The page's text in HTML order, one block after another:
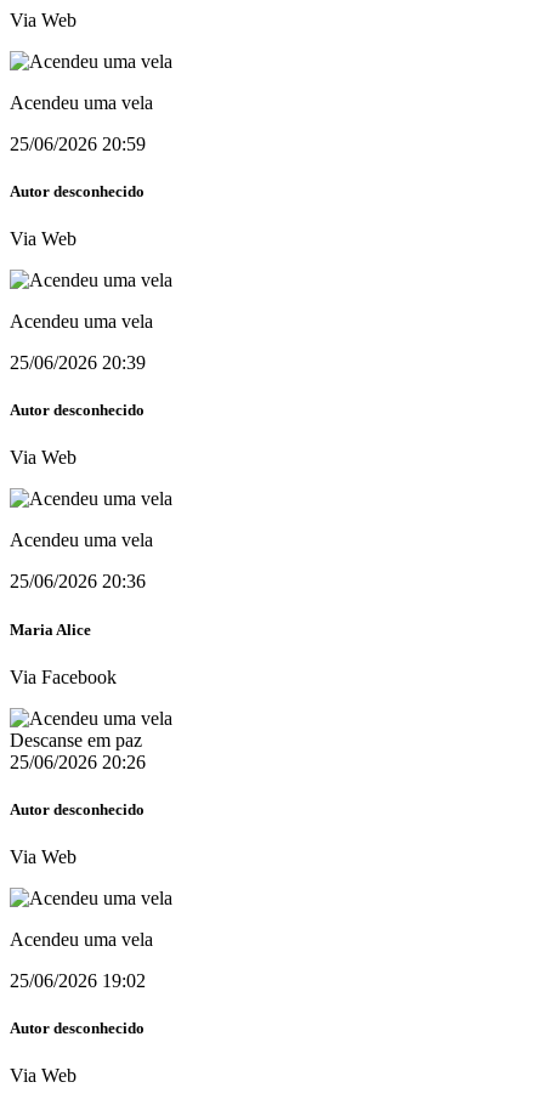
Via Web
Acendeu uma vela
25/06/2026 20:59
Autor desconhecido
Via Web
Acendeu uma vela
25/06/2026 20:39
Autor desconhecido
Via Web
Acendeu uma vela
25/06/2026 20:36
Maria Alice
Via Facebook
Descanse em paz
25/06/2026 20:26
Autor desconhecido
Via Web
Acendeu uma vela
25/06/2026 19:02
Autor desconhecido
Via Web